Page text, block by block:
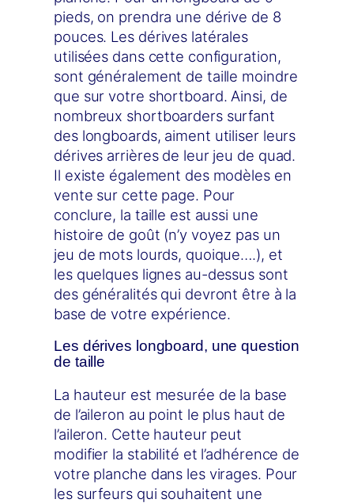
pieds, on prendra une dérive de 8
pouces. Les dérives latérales
utilisées dans cette configuration,
sont généralement de taille moindre
que sur votre shortboard. Ainsi, de
nombreux shortboarders surfant
des longboards, aiment utiliser leurs
dérives arrières de leur jeu de quad.
Il existe également des modèles en
vente sur cette page. Pour
conclure, la taille est aussi une
histoire de goût (n’y voyez pas un
jeu de mots lourds, quoique….), et
les quelques lignes au-dessus sont
des généralités qui devront être à la
base de votre expérience.
Les dérives longboard, une question
de taille
La hauteur est mesurée de la base
de l’aileron au point le plus haut de
l’aileron. Cette hauteur peut
modifier la stabilité et l’adhérence de
votre planche dans les virages. Pour
les surfeurs qui souhaitent une